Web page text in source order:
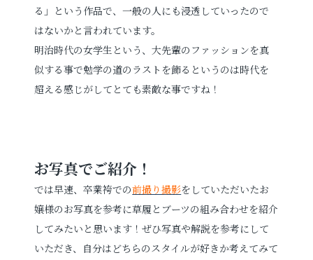
る」という作品で、一般の人にも浸透していったので
はないかと言われています。
明治時代の女学生という、大先輩のファッションを真
似する事で勉学の道のラストを飾るというのは時代を
超える感じがしてとても素敵な事ですね！
お写真でご紹介！
では早速、卒業袴での前撮り撮影をしていただいたお
嬢様のお写真を参考に草履とブーツの組み合わせを紹介
してみたいと思います！ぜひ写真や解説を参考にして
いただき、自分はどちらのスタイルが好きか考えてみて